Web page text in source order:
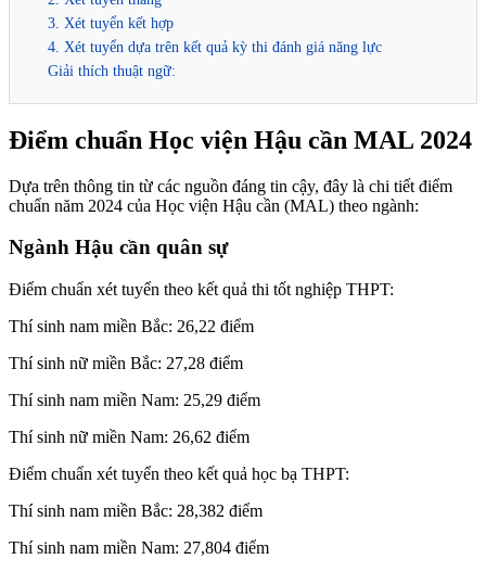
3. Xét tuyển kết hợp
4. Xét tuyển dựa trên kết quả kỳ thi đánh giá năng lực
Giải thích thuật ngữ:
Điểm chuẩn Học viện Hậu cần MAL 2024
Dựa trên thông tin từ các nguồn đáng tin cậy, đây là chi tiết điểm
chuẩn năm 2024 của Học viện Hậu cần (MAL) theo ngành:
Ngành Hậu cần quân sự
Điểm chuẩn xét tuyển theo kết quả thi tốt nghiệp THPT:
Thí sinh nam miền Bắc: 26,22 điểm
Thí sinh nữ miền Bắc: 27,28 điểm
Thí sinh nam miền Nam: 25,29 điểm
Thí sinh nữ miền Nam: 26,62 điểm
Điểm chuẩn xét tuyển theo kết quả học bạ THPT:
Thí sinh nam miền Bắc: 28,382 điểm
Thí sinh nam miền Nam: 27,804 điểm